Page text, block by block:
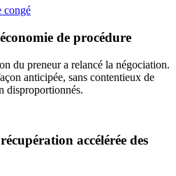
congé
de procédure
du preneur a relancé la négociation.
anticipée, sans contentieux de
disproportionnés.
accélérée des